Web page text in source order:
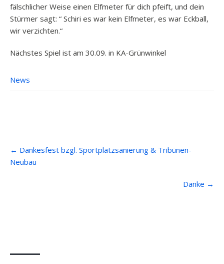
fälschlicher Weise einen Elfmeter für dich pfeift, und dein
Stürmer sagt: “ Schiri es war kein Elfmeter, es war Eckball,
wir verzichten.“
Nächstes Spiel ist am 30.09. in KA-Grünwinkel
News
navigation
← Dankesfest bzgl. Sportplatzsanierung & Tribünen-
Neubau
Danke →